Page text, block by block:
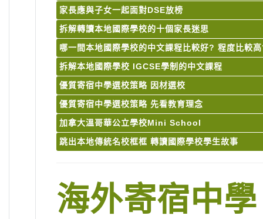
家長應與子女一起面對DSE放榜
拆解轉讀本地國際學校的十個家長迷思
哪一間本地國際學校的中文課程比較好? 程度比較
拆解本地國際學校 IGCSE學制的中文課程
優質寄宿中學選校策略 因材選校
優質寄宿中學選校策略 先看教育理念
加拿大溫哥華公立學校Mini School
跳出本地傳統名校框框 轉讀國際學校學生故事
海外寄宿中學